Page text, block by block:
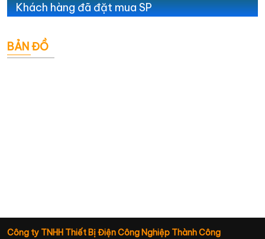
Khách hàng đã đặt mua SP
BẢN ĐỒ
Công ty TNHH Thiết Bị Điện Công Nghiệp Thành Công